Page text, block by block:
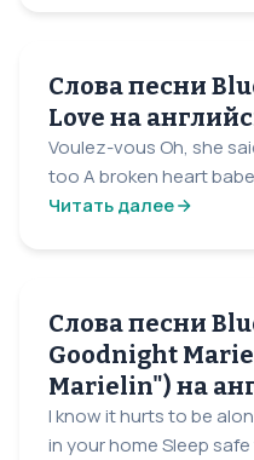
Слова песни
Love на
Voulez-vous Oh, she
too A broken heart
Читать далее
Слова песни
Goodnight
Marielin") на
I know it hurts to be
in your home Sleep